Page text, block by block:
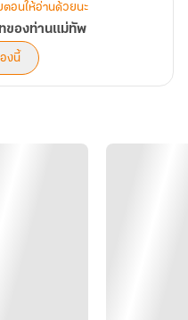
ตอนให้อ่านด้วยนะ
ของท่านแม่ทัพ
งนี้